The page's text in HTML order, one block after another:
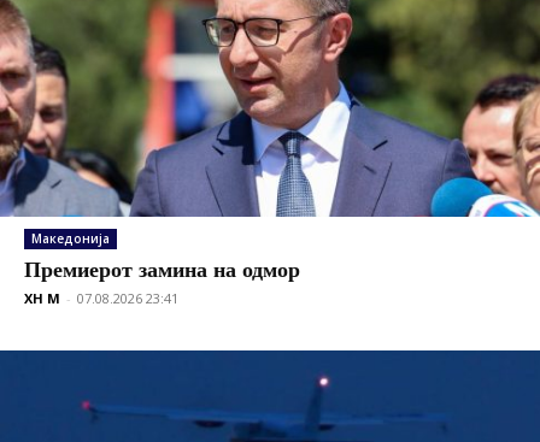
Македонија
Премиерот замина на одмор
XH M - 07.08.2026 23:41